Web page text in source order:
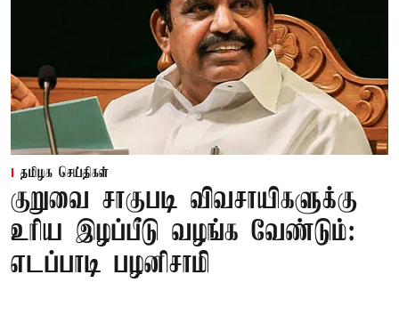
தமிழக செய்திகள்
குறுவை சாகுபடி விவசாயிகளுக்கு
உரிய இழப்பீடு வழங்க வேண்டும்:
எடப்பாடி பழனிசாமி